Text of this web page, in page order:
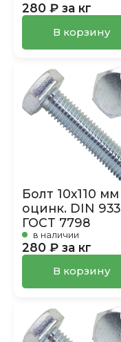
280 ₽ за кг
В корзину
Болт 10х110 мм
оцинк. DIN 933
ГОСТ 7798
в наличии
280 ₽ за кг
В корзину